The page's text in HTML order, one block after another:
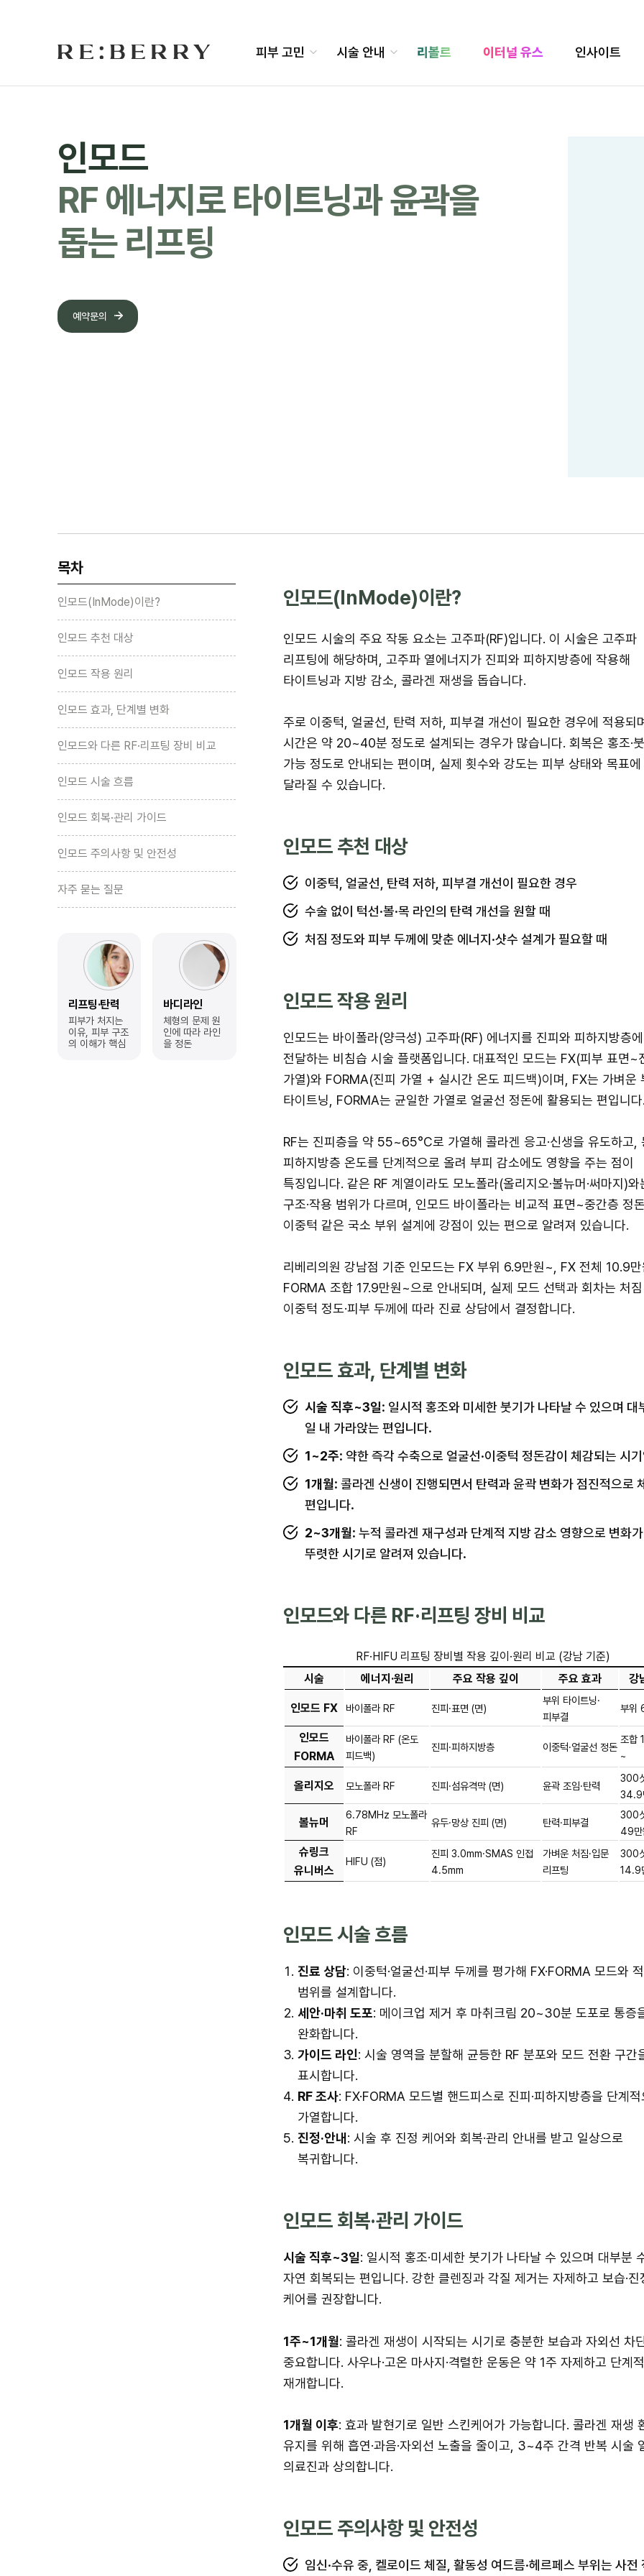
피부 고민 시술 안내 리볼르 이터널 유스 인사이트
인모드
RF 에너지로 타이트닝과 윤곽을
돕는 리프팅
예약문의
목차
인모드(InMode)이란?
인모드 추천 대상
인모드 작용 원리
인모드 효과, 단계별 변화
인모드와 다른 RF·리프팅 장비 비교
인모드 시술 흐름
인모드 회복·관리 가이드
인모드 주의사항 및 안전성
자주 묻는 질문
리프팅·탄력
피부가 처지는
이유, 피부 구조
의 이해가 핵심
바디라인
체형의 문제 원
인에 따라 라인
을 정돈
인모드(InMode)이란?
인모드 시술의 주요 작동 요소는 고주파(RF)입니다. 이 시술은 고주파
리프팅에 해당하며, 고주파 열에너지가 진피와 피하지방층에 작용해
타이트닝과 지방 감소, 콜라겐 재생을 돕습니다.
주로 이중턱, 얼굴선, 탄력 저하, 피부결 개선이 필요한 경우에 적용되
시간은 약 20~40분 정도로 설계되는 경우가 많습니다. 회복은 홍조·
가능 정도로 안내되는 편이며, 실제 횟수와 강도는 피부 상태와 목표에
달라질 수 있습니다.
인모드 추천 대상
이중턱, 얼굴선, 탄력 저하, 피부결 개선이 필요한 경우
수술 없이 턱선·볼·목 라인의 탄력 개선을 원할 때
처짐 정도와 피부 두께에 맞춘 에너지·샷수 설계가 필요할 때
인모드 작용 원리
인모드는 바이폴라(양극성) 고주파(RF) 에너지를 진피와 피하지방층
전달하는 비침습 시술 플랫폼입니다. 대표적인 모드는 FX(피부 표면~
가열)와 FORMA(진피 가열 + 실시간 온도 피드백)이며, FX는 가벼운
타이트닝, FORMA는 균일한 가열로 얼굴선 정돈에 활용되는 편입니다.
RF는 진피층을 약 55~65°C로 가열해 콜라겐 응고·신생을 유도하고,
피하지방층 온도를 단계적으로 올려 부피 감소에도 영향을 주는 점이
특징입니다. 같은 RF 계열이라도 모노폴라(올리지오·볼뉴머·써마지)와
구조·작용 범위가 다르며, 인모드 바이폴라는 비교적 표면~중간층 정
이중턱 같은 국소 부위 설계에 강점이 있는 편으로 알려져 있습니다.
리베리의원 강남점 기준 인모드는 FX 부위 6.9만원~, FX 전체 10.9
FORMA 조합 17.9만원~으로 안내되며, 실제 모드 선택과 회차는 처짐
이중턱 정도·피부 두께에 따라 진료 상담에서 결정합니다.
인모드 효과, 단계별 변화
시술 직후~3일: 일시적 홍조와 미세한 붓기가 나타날 수 있으며 대
일 내 가라앉는 편입니다.
1~2주: 약한 즉각 수축으로 얼굴선·이중턱 정돈감이 체감되는 시
1개월: 콜라겐 신생이 진행되면서 탄력과 윤곽 변화가 점진적으로
편입니다.
2~3개월: 누적 콜라겐 재구성과 단계적 지방 감소 영향으로 변화
뚜렷한 시기로 알려져 있습니다.
인모드와 다른 RF·리프팅 장비 비교
RF·HIFU 리프팅 장비별 작용 깊이·원리 비교 (강남 기준)
시술
에너지·원리 주요 작용 깊이 주요 효과 강
인모드 FX 바이폴라 RF 진피·표면 (면)
부위 타이트닝·
피부결
부위
인모드
FORMA
바이폴라 RF (온도
피드백)
진피·피하지방층 이중턱·얼굴선 정돈
조합
~
올리지오 모노폴라 RF 진피·섬유격막 (면) 윤곽 조임·탄력
300
34.9
볼뉴머
6.78MHz 모노폴라
RF
유두·망상 진피 (면) 탄력·피부결
300
49만
슈링크
유니버스
HIFU (점)
진피 3.0mm·SMAS 인접
4.5mm
가벼운 처짐·입문
리프팅
300
14.9
인모드 시술 흐름
진료 상담: 이중턱·얼굴선·피부 두께를 평가해 FX·FORMA 모드와
범위를 설계합니다.
세안·마취 도포: 메이크업 제거 후 마취크림 20~30분 도포로 통증
완화합니다.
가이드 라인: 시술 영역을 분할해 균등한 RF 분포와 모드 전환 구간
표시합니다.
RF 조사: FX·FORMA 모드별 핸드피스로 진피·피하지방층을 단계적
가열합니다.
진정·안내 : 시술 후 진정 케어와 회복·관리 안내를 받고 일상으로
복귀합니다.
인모드 회복·관리 가이드
시술 직후~3일: 일시적 홍조·미세한 붓기가 나타날 수 있으며 대부분
자연 회복되는 편입니다. 강한 클렌징과 각질 제거는 자제하고 보습·진
케어를 권장합니다.
1주~1개월: 콜라겐 재생이 시작되는 시기로 충분한 보습과 자외선 차
중요합니다. 사우나·고온 마사지·격렬한 운동은 약 1주 자제하고 단계
재개합니다.
1개월 이후: 효과 발현기로 일반 스킨케어가 가능합니다. 콜라겐 재생
유지를 위해 흡연·과음·자외선 노출을 줄이고, 3~4주 간격 반복 시술
의료진과 상의합니다.
인모드 주의사항 및 안전성
임신·수유 중, 켈로이드 체질, 활동성 여드름·헤르페스 부위는 사전